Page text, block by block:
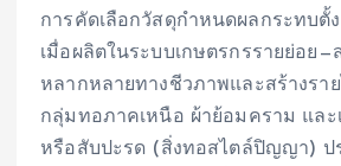
การคัดเลือกวัสดุกำหนดผลกระทบตั้
เมื่อผลิตในระบบเกษตรกรรายย่อย
หลากหลายทางชีวภาพและสร้างรา
กลุ่มทอภาคเหนือ ผ้าย้อมคราม และ
หรือสับปะรด (สิ่งทอสไตล์ปิญญา) ป